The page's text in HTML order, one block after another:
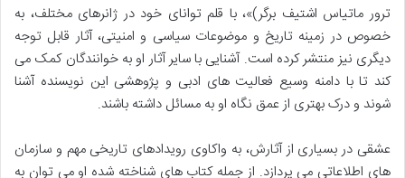
ترور ماتیاس اشتیف برگر)»، با قلم توانای خود در ژانرهای مختلف، به
خصوص در زمینه تاریخ و موضوعات سیاسی و امنیتی، آثار قابل توجه
دیگری نیز منتشر کرده است. آشنایی با سایر آثار او به خوانندگان کمک می
کند تا با دامنه وسیع فعالیت های ادبی و پژوهشی این نویسنده آشنا
شوند و درک بهتری از عمق نگاه او به مسائل داشته باشند.
عشقی در بسیاری از آثارش، به واکاوی رویدادهای تاریخی مهم و سازمان
های اطلاعاتی می پردازد. از جمله کتاب های شناخته شده او می توان به